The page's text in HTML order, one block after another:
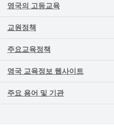
영국의 고등교육
교원정책
주요교육정책
영국 교육정보 웹사이트
주요 용어 및 기관